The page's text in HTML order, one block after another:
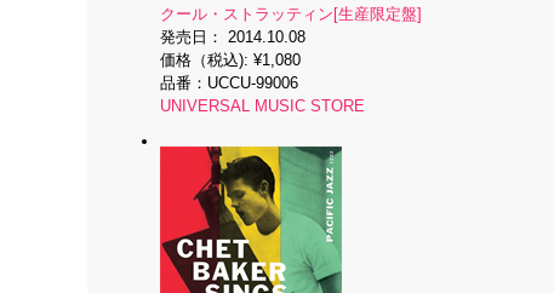
クール・ストラッティン[生産限定盤]
発売日： 2014.10.08
価格（税込): ¥1,080
品番： UCCU-99006
UNIVERSAL MUSIC STORE